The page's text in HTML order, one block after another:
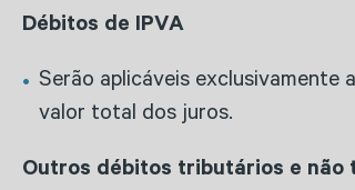
Débitos de IPVA
Serão aplicáveis exclusivamente
valor total dos juros.
Outros débitos tributários e